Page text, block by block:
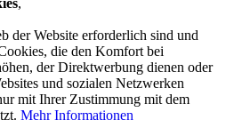
,
der Website erforderlich sind und
die den Komfort bei
der Direktwerbung dienen oder
und sozialen Netzwerken
mit Ihrer Zustimmung mit dem
Mehr Informationen